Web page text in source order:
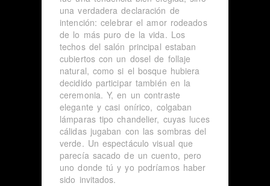
una verdadera declaración de
intención: celebrar el amor rodeados
de lo más puro de la vida. Los
techos del salón principal estaban
cubiertos con un dosel de follaje
natural, como si el bosque hubiera
decidido participar también en la
ceremonia. Y, en un contraste
elegante y casi onírico, colgaban
lámparas tipo chandelier, cuyas luces
cálidas jugaban con las sombras del
verde. Un espectáculo visual que
parecía sacado de un cuento, pero
uno donde tú y yo podríamos haber
sido invitados.